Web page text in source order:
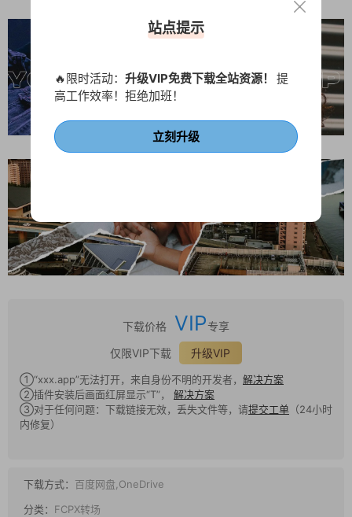
下载价格 VIP专享
仅限VIP下载
升级VIP
①“xxx.app”无法打开，来自身份不明的开发者， 解决方案
②插件安装后画面红屏显示“T”， 解决方案
③对于任何问题：下载链接无效，丢失文件等，请提交工单 （24小时
内修复）
下载方式： 百度网盘,OneDrive
分类： FCPX转场
站点提示
🔥限时活动： 升级VIP免费下载全站资源！ 提
高工作效率！拒绝加班！
立刻升级